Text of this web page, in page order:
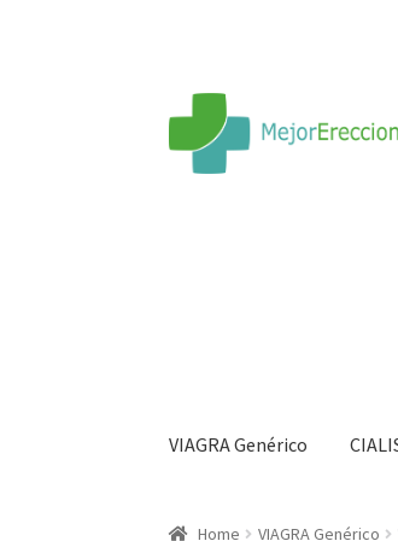
VIAGRA Genérico
Inicio Rueda de la fortuna
Home VIAGRA Genérico